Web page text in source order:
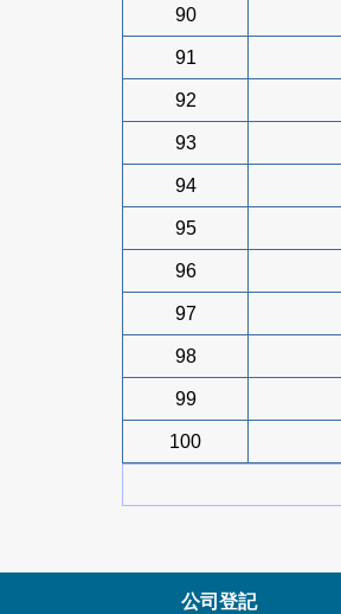
90
91
92
93
94
95
96
97
98
99
100
公司登記